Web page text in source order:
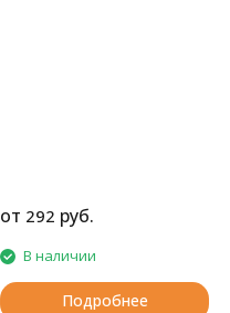
от 292 руб.
В наличии
Подробнее